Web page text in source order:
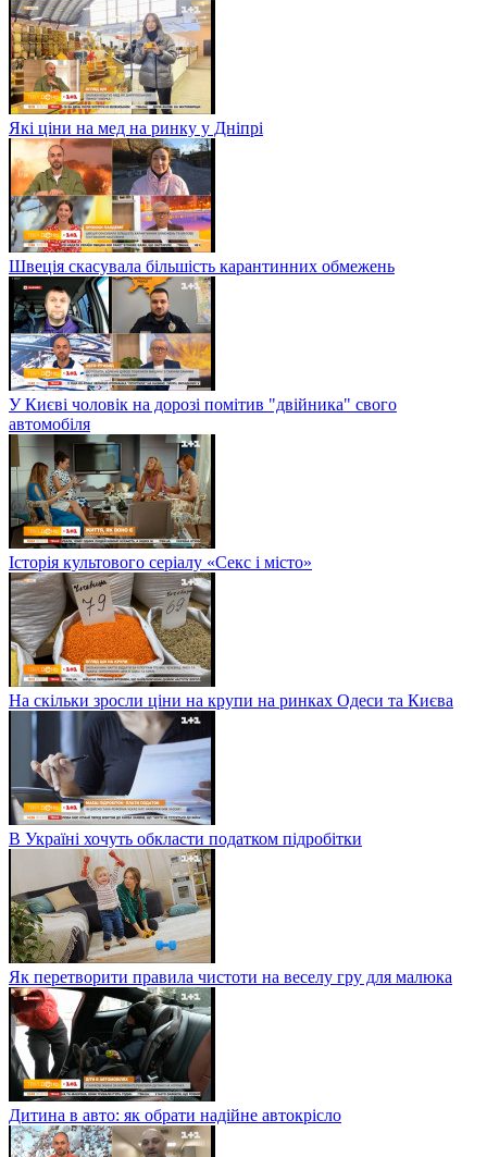
Які ціни на мед на ринку у Дніпрі
Швеція скасувала більшість карантинних обмежень
У Києві чоловік на дорозі помітив "двійника" свого
автомобіля
Історія культового серіалу «Секс і місто»
На скільки зросли ціни на крупи на ринках Одеси та Києва
В Україні хочуть обкласти податком підробітки
Як перетворити правила чистоти на веселу гру для малюка
Дитина в авто: як обрати надійне автокрісло